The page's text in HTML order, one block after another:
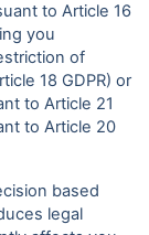
to Article 16
you
of
18 GDPR) or
to Article 21
to Article 20
based
legal